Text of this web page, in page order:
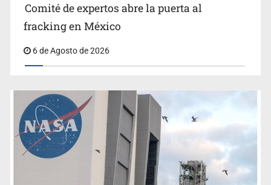
SEP permitirá regularización de escuelas militarizadas
Comité de expertos abre la puerta al
fracking en México
6 de Agosto de 2026